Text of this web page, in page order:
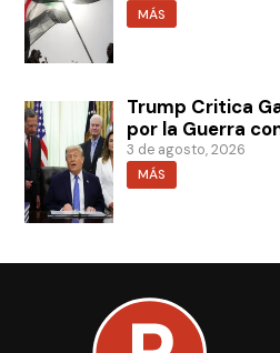
MÁS
Trump Critica
por la Guerra
3 de agosto, 2026
MÁS